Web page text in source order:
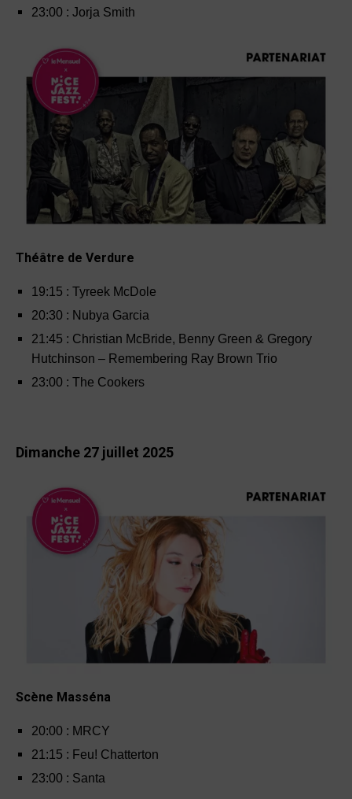
23:00 : Jorja Smith
Théâtre de Verdure
19:15 : Tyreek McDole
20:30 : Nubya Garcia
21 :45 : Christian McBride, Benny Green & Gregory
Hutchinson – Remembering Ray Brown Trio
23:00 : The Cookers
Dimanche 27 juillet 2025
Scène Masséna
20:00 : MRCY
21 :15 : Feu! Chatterton
23:00 : Santa